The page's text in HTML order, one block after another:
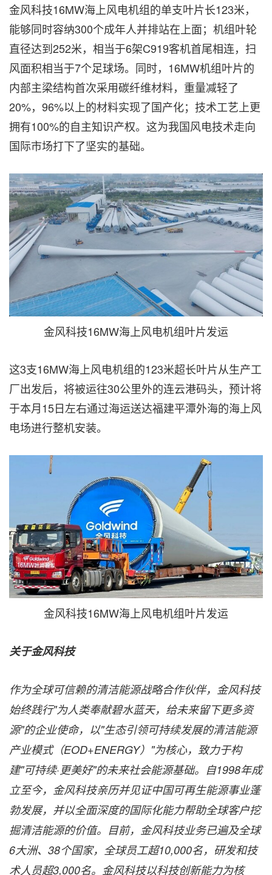
金风科技16MW海上风电机组的单支叶片长123米，
能够同时容纳300个成年人并排站在上面；机组叶轮
直径达到252米，相当于6架C919客机首尾相连，扫
风面积相当于7个足球场。同时，16MW机组叶片的
内部主梁结构首次采用碳纤维材料，重量减轻了
20%，96%以上的材料实现了国产化；技术工艺上更
拥有100%的自主知识产权。这为我国风电技术走向
国际市场打下了坚实的基础。
金风科技16MW海上风电机组叶片发运
这3支16MW海上风电机组的123米超长叶片从生产工
厂出发后，将被运往30公里外的连云港码头，预计将
于本月15日左右通过海运送达福建平潭外海的海上风
电场进行整机安装。
金风科技16MW海上风电机组叶片发运
关于金风科技
作为全球可信赖的清洁能源战略合作伙伴，金风科技
始终践行"为人类奉献碧水蓝天，给未来留下更多资
源"的企业使命，以"生态引领可持续发展的清洁能源
产业模式（EOD+ENERGY）"为核心，致力于构
建"可持续·更美好"的未来社会能源基础。自1998年成
立至今，金风科技亲历并见证中国可再生能源事业蓬
勃发展，并以全面深度的国际化能力帮助全球客户挖
掘清洁能源的价值。目前，金风科技业务已遍及全球
6大洲、 38个国家，全球员工超10,000名，研发和技
术人员超3,000名。金风科技以科技创新能力为核